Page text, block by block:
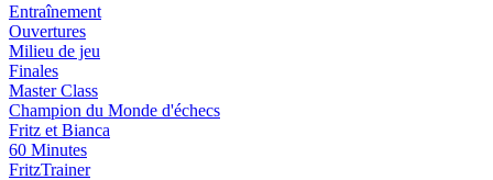
Entraînement
Ouvertures
Milieu de jeu
Finales
Master Class
Champion du Monde d'échecs
Fritz et Bianca
60 Minutes
FritzTrainer